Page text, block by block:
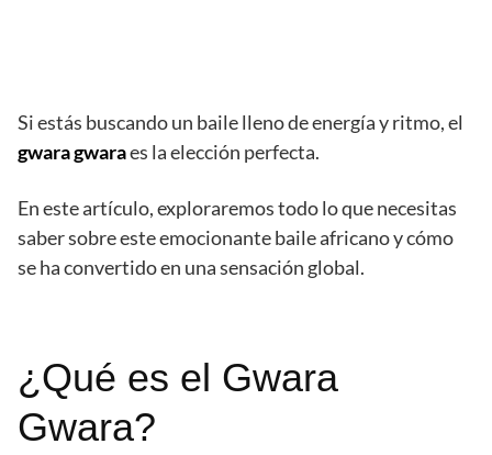
Si estás buscando un baile lleno de energía y ritmo, el
gwara gwaraes la elección perfecta.
En este artículo, exploraremos todo lo que necesitas
saber sobre este emocionante baile africano y cómo
se ha convertido en una sensación global.
¿Qué es el Gwara
Gwara?